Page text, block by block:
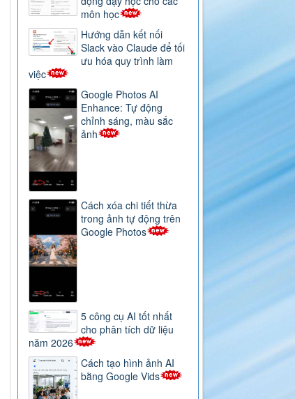
môn học
Hướng dẫn kết nối
Slack vào Claude để tối
ưu hóa quy trình làm
việc
Google Photos AI
Enhance: Tự động
chỉnh sáng, màu sắc
ảnh
Cách xóa chi tiết thừa
trong ảnh tự động trên
Google Photos
5 công cụ AI tốt nhất
cho phân tích dữ liệu
năm 2026
Cách tạo hình ảnh AI
bằng Google Vids